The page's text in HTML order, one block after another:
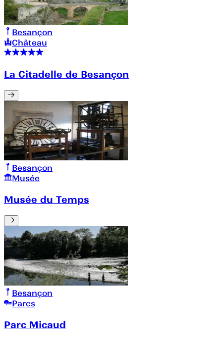
Besançon
Château
La Citadelle de Besançon
Besançon
Musée
Musée du Temps
Besançon
Parcs
Parc Micaud